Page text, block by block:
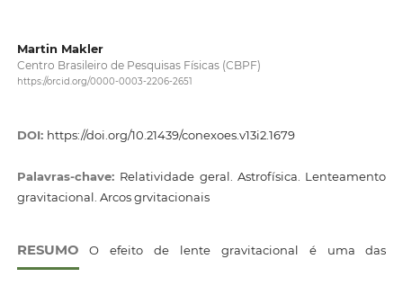
Martin Makler
Centro Brasileiro de Pesquisas Físicas (CBPF)
https://orcid.org/0000-0003-2206-2651
DOI: https://doi.org/10.21439/conexoes.v13i2.1679
Palavras-chave: Relatividade geral. Astrofísica. Lenteamento
gravitacional. Arcos grvitacionais
RESUMO O efeito de lente gravitacional é uma das